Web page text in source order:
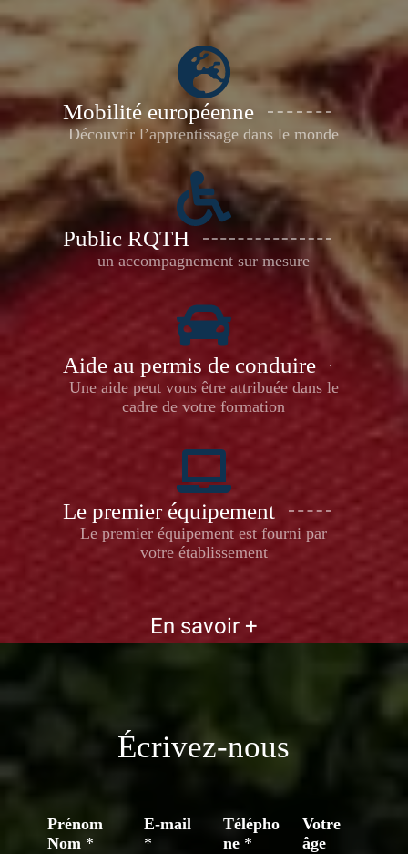
Mobilité européenne
Découvrir l’apprentissage dans le monde
Public RQTH
un accompagnement sur mesure
Aide au permis de conduire
Une aide peut vous être attribuée dans le
cadre de votre formation
Le premier équipement
Le premier équipement est fourni par
votre établissement
En savoir +
Écrivez-nous
Prénom
Nom *
E-mail
*
Télépho
ne *
Votre
âge